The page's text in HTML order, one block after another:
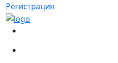
Регистрация